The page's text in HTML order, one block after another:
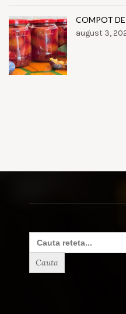
COMPOT
august 3,
Search
for: